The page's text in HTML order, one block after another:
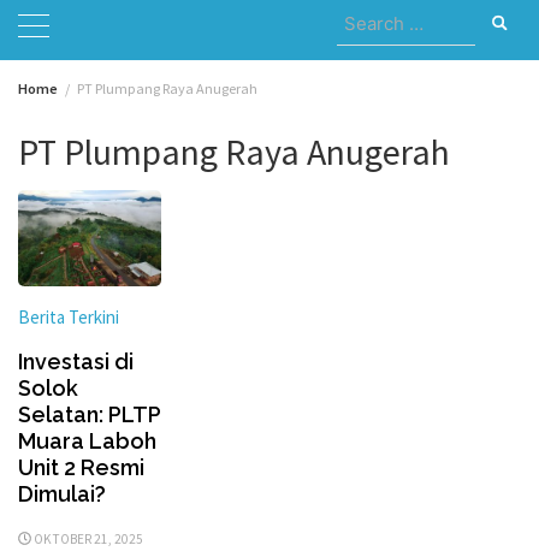
Search
for:
Home PT Plumpang Raya Anugerah
PT Plumpang Raya Anugerah
Berita Terkini
Investasi di
Solok
Selatan: PLTP
Muara Laboh
Unit 2 Resmi
Dimulai?
OKTOBER 21, 2025